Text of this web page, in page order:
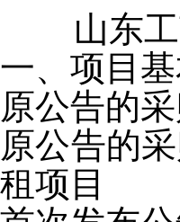
山东
一、项目基
原公告的
原公告的
租项目